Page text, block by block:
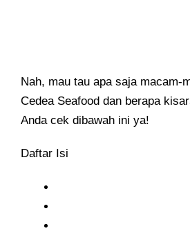
Nah, mau tau apa saja macam-
Cedea Seafood dan berapa
Anda cek dibawah ini ya!
Daftar Isi